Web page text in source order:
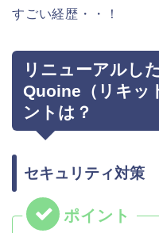
すごい経歴・・！
リニューアルし
Quoine（リキッ
ントは？
セキュリティ対策